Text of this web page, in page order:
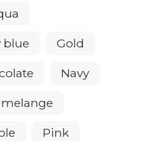
blue Gold
Navy
Pink